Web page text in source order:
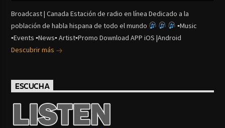
Broadcast | Canada Estación de radio en línea Dedicado a la
población de habla hispana de todo el mundo
▪Music
▪Events ▪News▪ Artist▪Promo Download APP iOS |Android
Descubrir más
ESCUCHA